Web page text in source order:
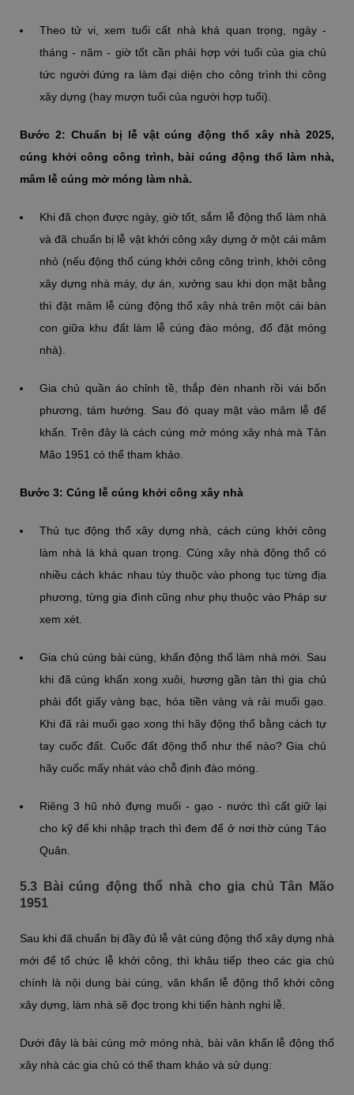
Theo tử vi, xem tuổi cất nhà khá quan trọng, ngày -
tháng - năm - giờ tốt cần phải hợp với tuổi của gia chủ
tức người đứng ra làm đại diện cho công trình thi công
xây dựng (hay mượn tuổi của người hợp tuổi).
Bước 2: Chuẩn bị lễ vật cúng động thổ xây nhà 2025,
cúng khởi công công trình, bài cúng động thổ làm nhà,
mâm lễ cúng mở móng làm nhà.
Khi đã chọn được ngày, giờ tốt, sắm lễ động thổ làm nhà
và đã chuẩn bị lễ vật khởi công xây dựng ở một cái mâm
nhỏ (nếu động thổ cúng khởi công công trình, khởi công
xây dựng nhà máy, dự án, xưởng sau khi dọn mặt bằng
thì đặt mâm lễ cúng động thổ xây nhà trên một cái bàn
con giữa khu đất làm lễ cúng đào móng, đổ đặt móng
nhà).
Gia chủ quần áo chỉnh tề, thắp đèn nhanh rồi vái bốn
phương, tám hướng. Sau đó quay mặt vào mâm lễ để
khấn. Trên đây là cách cúng mở móng xây nhà mà Tân
Mão 1951 có thể tham khảo.
Bước 3: Cúng lễ cúng khởi công xây nhà
Thủ tục động thổ xây dựng nhà, cách cúng khởi công
làm nhà là khá quan trọng. Cúng xây nhà động thổ có
nhiều cách khác nhau tùy thuộc vào phong tục từng địa
phương, từng gia đình cũng như phụ thuộc vào Pháp sư
xem xét.
Gia chủ cúng bài cúng, khấn động thổ làm nhà mới. Sau
khi đã cúng khấn xong xuôi, hương gần tàn thì gia chủ
phải đốt giấy vàng bạc, hóa tiền vàng và rải muối gạo.
Khi đã rải muối gạo xong thì hãy động thổ bằng cách tự
tay cuốc đất. Cuốc đất động thổ như thế nào? Gia chủ
hãy cuốc mấy nhát vào chỗ định đào móng.
Riêng 3 hũ nhỏ đựng muối - gạo - nước thì cất giữ lại
cho kỹ để khi nhập trạch thì đem để ở nơi thờ cúng Táo
Quân.
5.3 Bài cúng động thổ nhà cho gia chủ Tân Mão
1951
Sau khi đã chuẩn bị đầy đủ lễ vật cúng động thổ xây dựng nhà
mới để tổ chức lễ khởi công, thì khâu tiếp theo các gia chủ
chính là nội dung bài cúng, văn khấn lễ động thổ khởi công
xây dựng, làm nhà sẽ đọc trong khi tiến hành nghi lễ.
Dưới đây là bài cúng mở móng nhà, bài văn khấn lễ động thổ
xây nhà các gia chủ có thể tham khảo và sử dụng: